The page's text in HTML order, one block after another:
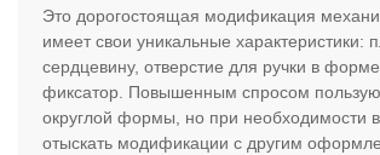
Это дорогостоящая модификация
имеет свои уникальные характеристики:
сердцевину, отверстие для ручки в
фиксатор. Повышенным спросом
округлой формы, но при необходимости
отыскать модификации с другим